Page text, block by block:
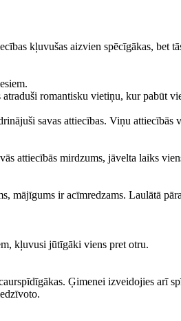
kļuvušas aizvien spēcīgākas, bet
romantisku vietiņu, kur pabūt
savas attiecības. Viņu attiecībās
attiecībās mirdzums, jāvelta laiks
mājīgums ir acīmredzams. Laulātā
kļuvusi jūtīgāki viens pret otru.
Ģimenei izveidojies arī